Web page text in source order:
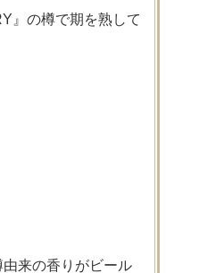
』の樽で期を熟して
来の香りがビール